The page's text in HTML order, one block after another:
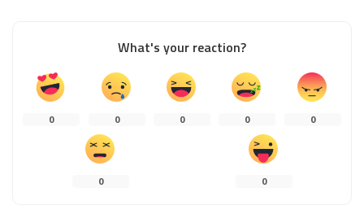
What's your reaction?
0 0 0 0 0
0 0